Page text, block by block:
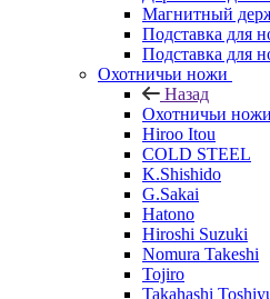
Магнитный
Подставка для
Подставка для
Охотничьи ножи
Назад
Охотничьи ножи
Hiroo Itou
COLD STEEL
K.Shishido
G.Sakai
Hatono
Hiroshi Suzuki
Nomura Takeshi
Tojiro
Takahashi